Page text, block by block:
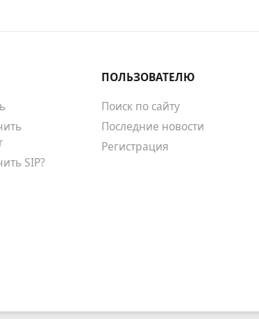
SIP?
ПОЛЬЗОВАТЕЛЮ
Поиск по сайту
Последние новости
Регистрация